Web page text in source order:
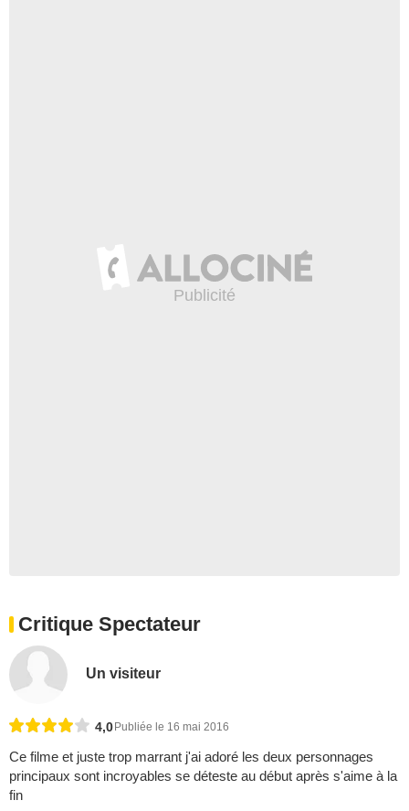
Critique Spectateur
Un visiteur
4,0 Publiée le 16 mai 2016
Ce filme et juste trop marrant j'ai adoré les deux personnages
principaux sont incroyables se déteste au début après s'aime à la
fin